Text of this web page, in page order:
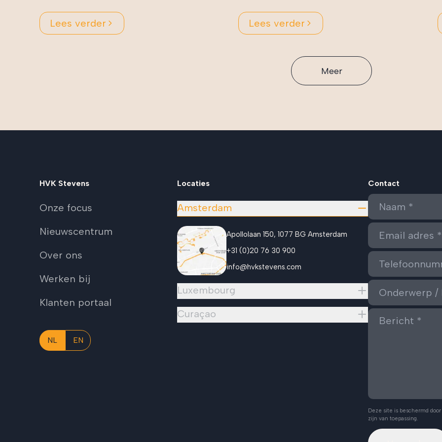
Lees verder Lees verder
Meer
HVK Stevens
Onze focus
Nieuwscentrum
Over ons
Werken bij
Klanten portaal
NL EN
Locaties
Amsterdam
Apollolaan 150, 1077 BG Amsterdam
+31 (0)20 76 30 900
info@hvkstevens.com
Luxembourg
Curaçao
Contact
Deze site is beschermd
zijn van toepassing.